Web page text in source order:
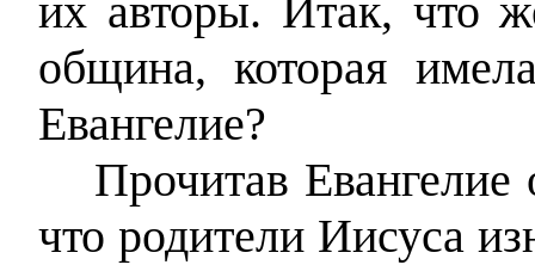
их авторы. Итак, что
община, которая
Евангелие?
Прочитав
что родители Иисуса